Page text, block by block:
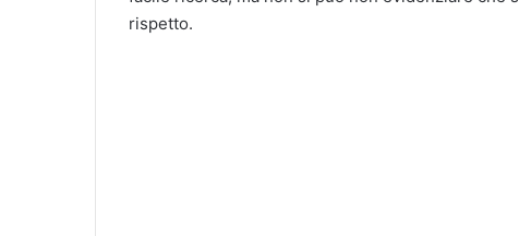
rispetto.